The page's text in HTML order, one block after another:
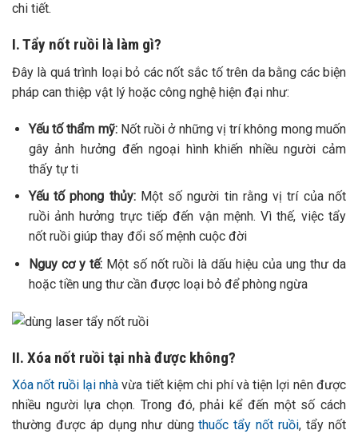
chi tiết.
I. Tẩy nốt ruồi là làm gì?
Đây là quá trình loại bỏ các nốt sắc tố trên da bằng các biện
pháp can thiệp vật lý hoặc công nghệ hiện đại như:
Yếu tố thẩm mỹ:Nốt ruồi ở những vị trí không mong muốn
gây ảnh hưởng đến ngoại hình khiến nhiều người cảm
thấy tự ti
Yếu tố phong thủy:Một số người tin rằng vị trí của nốt
ruồi ảnh hưởng trực tiếp đến vận mệnh. Vì thế, việc tẩy
nốt ruồi giúp thay đổi số mệnh cuộc đời
Nguy cơ y tế:Một số nốt ruồi là dấu hiệu của ung thư da
hoặc tiền ung thư cần được loại bỏ để phòng ngừa
II. Xóa nốt ruồi tại nhà được không?
Xóa nốt ruồi lại nhà vừa tiết kiệm chi phí và tiện lợi nên được
nhiều người lựa chọn. Trong đó, phải kể đến một số cách
thường được áp dụng như dùngthuốc tẩy nốt ruồi, tẩy nốt